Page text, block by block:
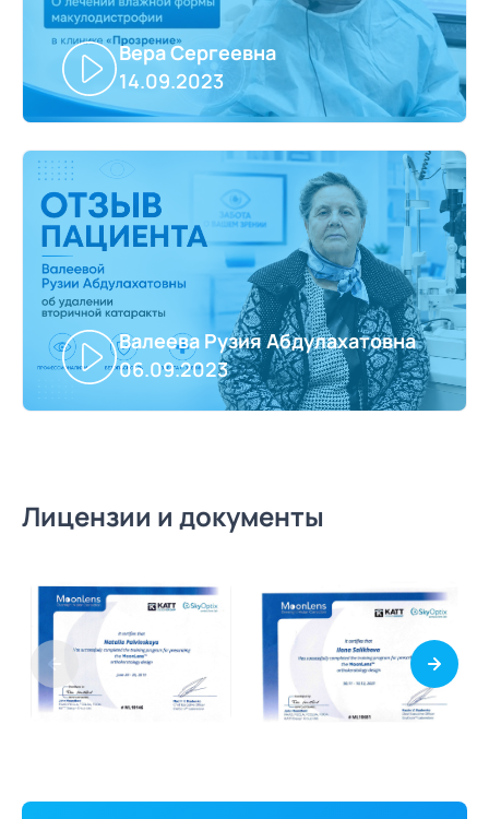
Вера Сергеевна
14.09.2023
Валеева Рузия Абдулахатовна
06.09.2023
Лицензии и документы